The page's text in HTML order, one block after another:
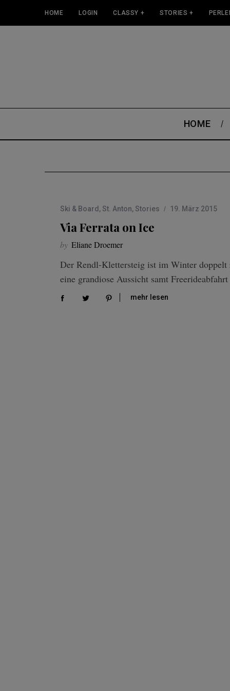
HOME LOGIN CLASSY + STORIES +
HOME
Ski & Board , St. Anton, Stories 19. März 2015
Via Ferrata on Ice
by Eliane Droemer
Der Rendl-Klettersteig ist im Winter
eine grandiose Aussicht samt
mehr lesen